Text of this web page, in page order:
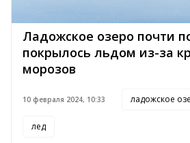
Ладожское озеро почти
покрылось льдом из-за
морозов
10 февраля 2024, 10:33 ладожское
лед